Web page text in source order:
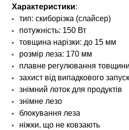
Характеристики:
тип: скиборізка (слайсер)
потужність: 150 Вт
товщина нарізки: до 15 мм
розмір леза: 170 мм
плавне регулювання товщини
захист від випадкового
знімний лоток для продуктів
знімне лезо
блокування леза
ніжки, що не ковзають